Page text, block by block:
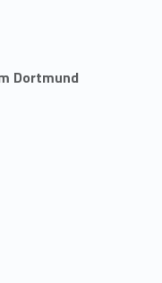
Dortmund